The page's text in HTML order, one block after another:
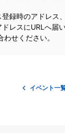
録時のアドレス
レスにURLへ届
せください。
イベント一